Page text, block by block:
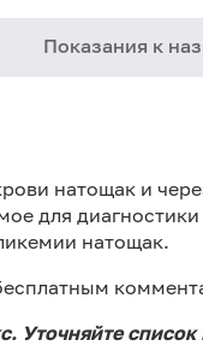
Показания к
натощак и
для диагностики
натощак.
Уточняйте